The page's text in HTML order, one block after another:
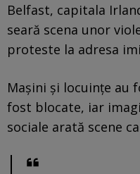
Belfast, capitala
seară scena unor
proteste la adresa
Maşini și locuințe au
fost blocate, iar
sociale arată scene